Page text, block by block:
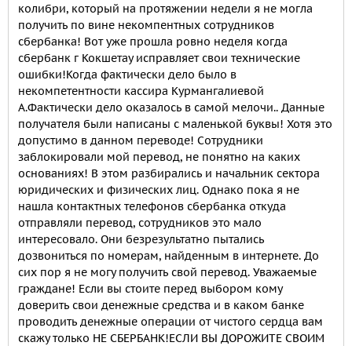
колибри, который на протяжении недели я не могла
получить по вине некомпентных сотрудников
сбербанка! Вот уже прошла ровно неделя когда
сбербанк г Кокшетау исправляет свои технические
ошибки!Когда фактически дело было в
некомпетентности кассира Курмангалиевой
А.Фактически дело оказалось в самой мелочи.. Данные
получателя были написаны с маленькой буквы! Хотя это
допустимо в данном переводе! Сотрудники
заблокировали мой перевод, не понятно на каких
основаниях! В этом разбирались и начальник сектора
юридических и физических лиц. Однако пока я не
нашла контактных телефонов сбербанка откуда
отправляли перевод, сотрудников это мало
интересовало. Они безрезультатно пытались
дозвониться по номерам, найденным в интернете. До
сих пор я не могу получить свой перевод. Уважаемые
граждане! Если вы стоите перед выбором кому
доверить свои денежные средства и в каком банке
проводить денежные операции от чистого сердца вам
скажу только НЕ СБЕРБАНК!ЕСЛИ ВЫ ДОРОЖИТЕ СВОИМ